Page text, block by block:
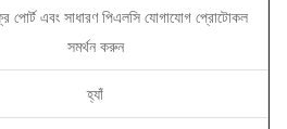
পোর্ট এবং সাধারণ পিএলসি যোগাযোগ প্রোটোকল
সমর্থন করুন
হ্যাঁ